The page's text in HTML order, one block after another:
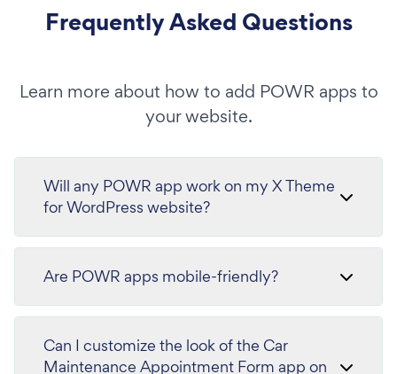
Frequently Asked Questions
Learn more about how to add POWR apps to
your website.
Will any POWR app work on my X Theme
for WordPress website?
Are POWR apps mobile-friendly?
Can I customize the look of the Car
Maintenance Appointment Form app on